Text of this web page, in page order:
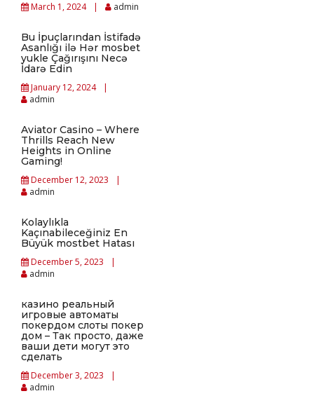
March 1, 2024 admin
Bu İpuçlarından İstifadə
Asanlığı ilə Hər mosbet
yukle Çağırışını Necə
İdarə Edin
January 12, 2024
admin
Aviator Casino – Where
Thrills Reach New
Heights in Online
Gaming!
December 12, 2023
admin
Kolaylıkla
Kaçınabileceğiniz En
Büyük mostbet Hatası
December 5, 2023
admin
казино реальный
игровые автоматы
покердом слоты покер
дом – Так просто, даже
ваши дети могут это
сделать
December 3, 2023
admin